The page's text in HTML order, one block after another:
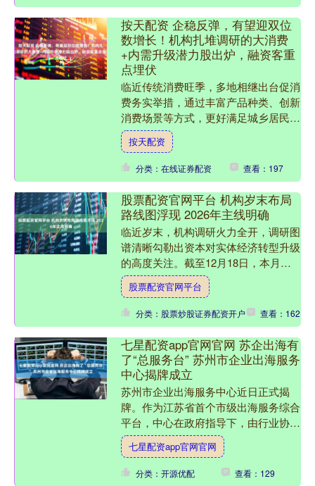
按天配资 企稳反弹，有望迎双位
数增长！机构扎堆调研的大消费
+内需升级潜力股出炉，融资客重
点埋伏
临近传统消费旺季，多地相继出台促消
费务实举措，通过丰富产品种类、创新
消费场景等方式，更好满足城乡居民节
日需求。 大消费板块企稳反弹 从资本
市场来看，大消费板块呈....
按天配资
分类：在线证券配资 查看：197
股票配资官网平台 机构岁末布局
路线图浮现 2026年主线明确
临近岁末，机构调研火力全开，调研图
谱清晰勾勒出资本对实体经济转型升级
的高度关注。截至12月18日，本月已
有超过454家上市公司获得机构调研，
且不少头部知名私募、....
股票配资官网平台
分类：股票炒股证券配资开户 查看：162
七星配资app官网官网 苏企出海有
了“总服务台” 苏州市企业出海服务
中心揭牌成立
苏州市企业出海服务中心近日正式揭
牌。作为江苏省首个市级出海服务综合
平台，中心在政府指导下，由行业协会
发起，龙头企业参与，有效整合社会各
界优质资源，构建起一个开放....
七星配资app官网官网
分类：开源优配 查看：129